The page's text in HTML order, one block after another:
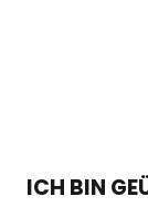
ICH BIN